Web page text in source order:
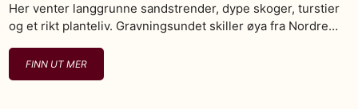
Her venter langgrunne sandstrender, dype skoger, turstier
og et rikt planteliv. Gravningsundet skiller øya fra Nordre…
FINN UT MER